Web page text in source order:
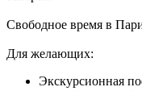
Свободное время в
Для желающих:
Экскурсионная